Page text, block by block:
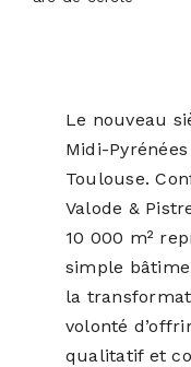
Le nouveau
Midi-
Toulouse.
Valode &
10 000 m²
simple
la
volonté
qualitatif et
S’ABONNER